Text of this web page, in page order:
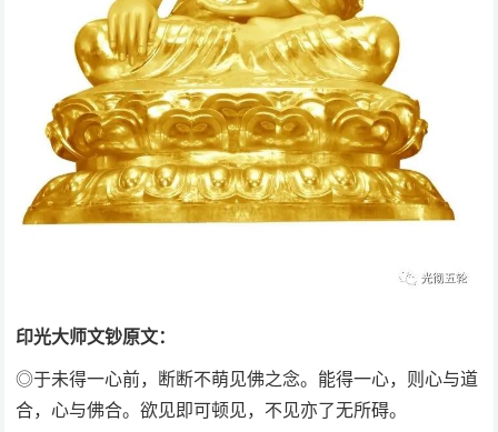
印光大师文钞原文：
◎于未得一心前，断断不萌见佛之念。能得一心，则心与道
合，心与佛合。欲见即可顿见，不见亦了无所碍。